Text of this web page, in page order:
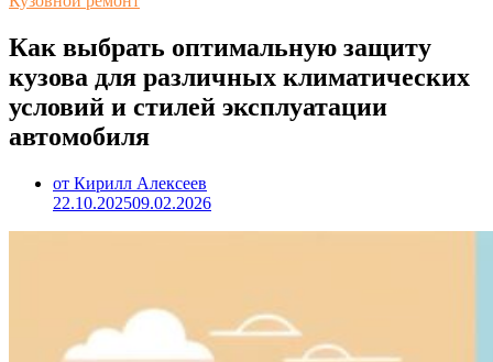
Как выбрать оптимальную защиту
кузова для различных климатических
условий и стилей эксплуатации
автомобиля
от Кирилл Алексеев
22.10.202509.02.2026